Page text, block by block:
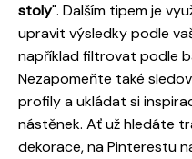
stoly". Dalším tipem je
upravit výsledky podle
například filtrovat podle
Nezapomeňte také
profily a ukládat si
nástěnek. Ať už hledáte
dekorace, na Pinterestu